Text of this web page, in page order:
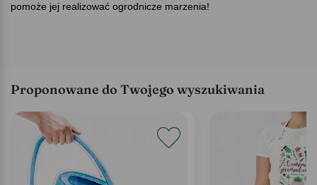
pomoże jej realizować ogrodnicze marzenia!
Proponowane do Twojego wyszukiwania